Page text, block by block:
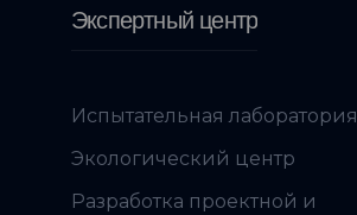
Экспертный центр
Испытательная лаборатория
Экологический центр
Разработка проектной и